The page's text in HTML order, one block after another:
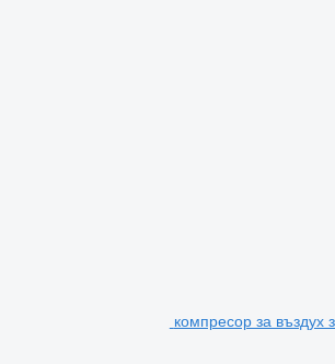
компресор за въздух